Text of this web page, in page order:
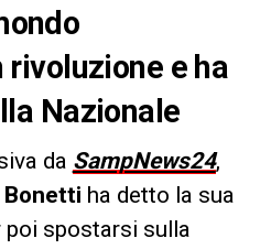
rivoluzione e ha
Nazionale
da SampNews24,
Bonetti ha detto la sua
poi spostarsi sulla